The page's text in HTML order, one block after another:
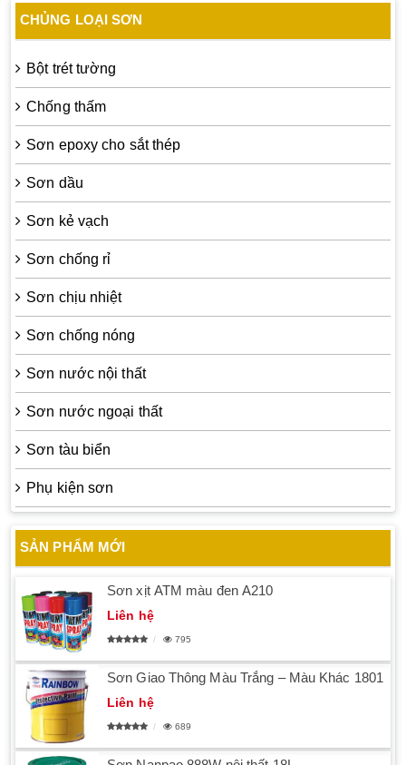
CHỦNG LOẠI SƠN
Bột trét tường
Chống thấm
Sơn epoxy cho sắt thép
Sơn dầu
Sơn kẻ vạch
Sơn chống rỉ
Sơn chịu nhiệt
Sơn chống nóng
Sơn nước nội thất
Sơn nước ngoại thất
Sơn tàu biển
Phụ kiện sơn
SẢN PHẨM MỚI
Sơn xịt ATM màu đen A210
Liên hệ
795
Sơn Giao Thông Màu Trắng – Màu Khác 1801
Liên hệ
689